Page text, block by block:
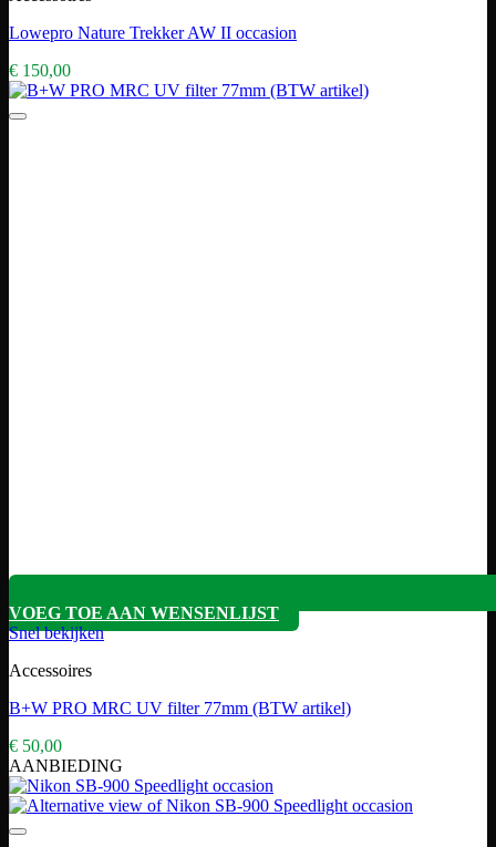
Lowepro Nature Trekker AW II occasion
€ 150,00
VOEG TOE AAN WENSENLIJST
Snel bekijken
Accessoires
B+W PRO MRC UV filter 77mm (BTW artikel)
€ 50,00
AANBIEDING